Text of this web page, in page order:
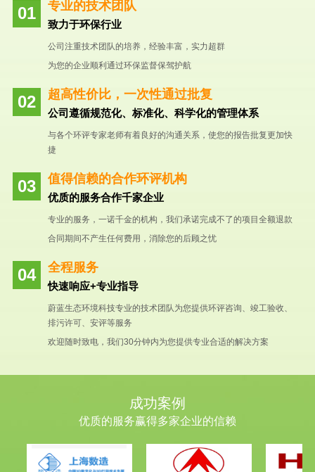
专业的技术团队
致力于环保行业
公司注重技术团队的培养，经验丰富，实力超群
为您的企业顺利通过环保监督保驾护航
超高性价比，一次性通过批复
公司遵循规范化、标准化、科学化的管理体系
与各个环评专家老师有着良好的沟通关系，使您的报告批复更加快
捷
值得信赖的合作环评机构
优质的服务合作千家企业
专业的服务，一诺千金的机构，我们承诺完成不了的项目全额退款
合同期间不产生任何费用，消除您的后顾之忧
全程服务
快速响应+专业指导
蔚蓝生态环境科技专业的技术团队为您提供环评咨询、竣工验收、
排污许可、安评等服务
欢迎随时致电，我们30分钟内为您提供专业合适的解决方案
成功案例
优质的服务赢得多家企业的信赖